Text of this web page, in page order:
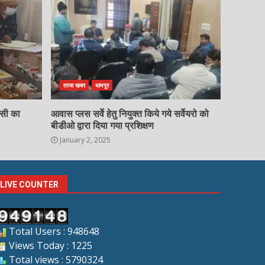
का
ताजा खबर धामपुर
आवास प्लस सर्वे हेतु नियुक्त किये गये सर्वेयरो को
बीडीओ द्वारा दिया गया प्रशिक्षण
January 2, 2025
LIVE COUNTER
Total Users : 948648
Views Today : 1225
Total views : 5790324